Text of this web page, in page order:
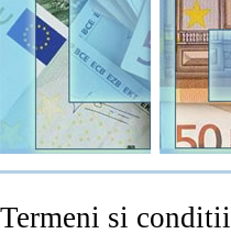
Termeni si conditii